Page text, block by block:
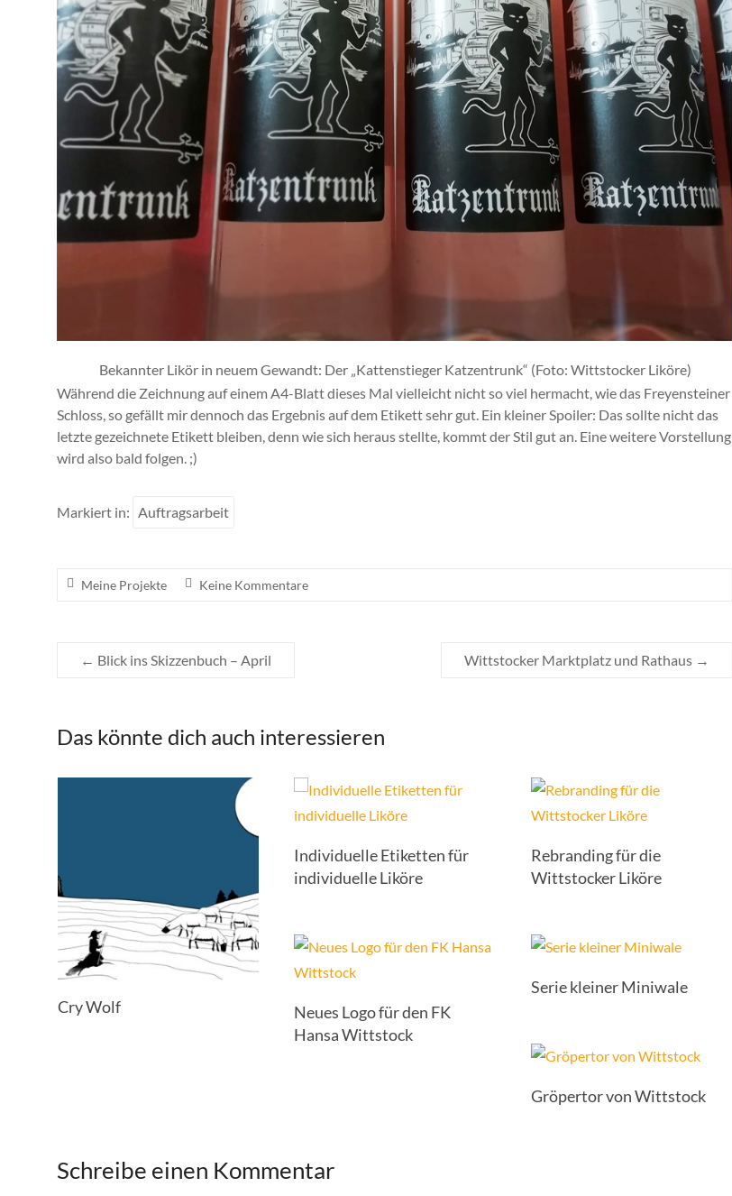
Bekannter Likör in neuem Gewandt: Der „Kattenstieger Katzentrunk“ (Foto: Wittstocker Liköre)
Während die Zeichnung auf einem A4-Blatt dieses Mal vielleicht nicht so viel hermacht, wie das Freyensteiner
Schloss, so gefällt mir dennoch das Ergebnis auf dem Etikett sehr gut. Ein kleiner Spoiler: Das sollte nicht das
letzte gezeichnete Etikett bleiben, denn wie sich heraus stellte, kommt der Stil gut an. Eine weitere Vorstellung
wird also bald folgen. ;)
Markiert in: Auftragsarbeit
Meine Projekte Keine Kommentare
← Blick ins Skizzenbuch – April Wittstocker Marktplatz und Rathaus →
Das könnte dich auch interessieren
Cry Wolf
Individuelle Etiketten für
individuelle Liköre
Rebranding für die
Wittstocker Liköre
Neues Logo für den FK
Hansa Wittstock
Serie kleiner Miniwale
Gröpertor von Wittstock
Schreibe einen Kommentar